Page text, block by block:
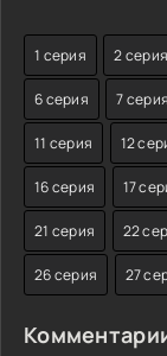
1 серия 2 серия
6 серия 7 серия
11 серия 12
16 серия 17
21 серия 22
26 серия 27